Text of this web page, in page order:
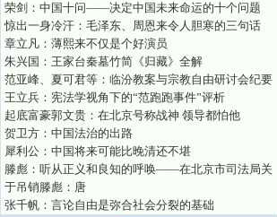
荣剑：中国十问——决定中国未来命运的十个问题
惊出一身冷汗：毛泽东、周恩来令人胆寒的三句话
章立凡：薄熙来不仅是个好演员
朱兴国：王家台秦墓竹简《归藏》全解
范亚峰、夏可君等：临汾教案与宗教自由研讨会纪要
王立兵：宪法学视角下的“范跑跑事件”评析
起底富豪郭文贵：在北京号称战神 领导都怕他
贺卫方：中国法治的出路
犀利公：中国将来可能比晚清还不堪
滕彪：听从正义和良知的呼唤——在北京市司法局关
于吊销滕彪：唐
张千帆：言论自由是弥合社会分裂的基础